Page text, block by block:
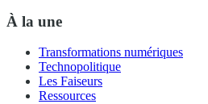
À la une
Transformations numériques
Technopolitique
Les Faiseurs
Ressources